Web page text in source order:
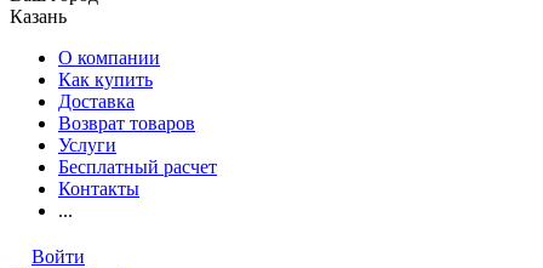
Казань
О компании
Как купить
Доставка
Возврат товаров
Услуги
Бесплатный расчет
Контакты
...
Войти